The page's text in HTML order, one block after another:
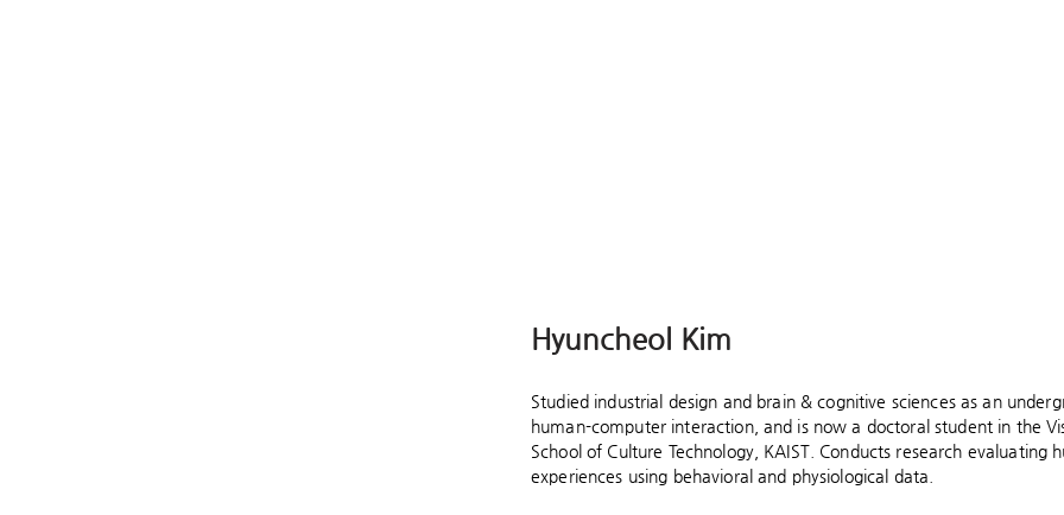
Hyuncheol Kim
Studied industrial design and brain & cognitive sciences as an
human-computer interaction, and is now a doctoral student in the
School of Culture Technology, KAIST. Conducts research evaluating
experiences using behavioral and physiological data.